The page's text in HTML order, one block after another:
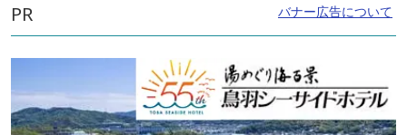
PR バナー広告について